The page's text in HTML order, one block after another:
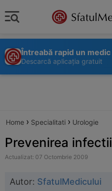
Întreabă rapid un medic
Descarcă aplicația gratuit
Home › Specialitati › Urologie
Prevenirea
Actualizat: 07 Octombrie 2009
Autor: SfatulMedicului